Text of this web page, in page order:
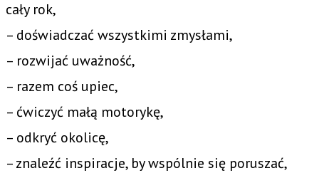
cały rok,
– doświadczać wszystkimi zmysłami,
– rozwijać uważność,
– razem coś upiec,
– ćwiczyć małą motorykę,
– odkryć okolicę,
– znaleźć inspiracje, by wspólnie się poruszać,